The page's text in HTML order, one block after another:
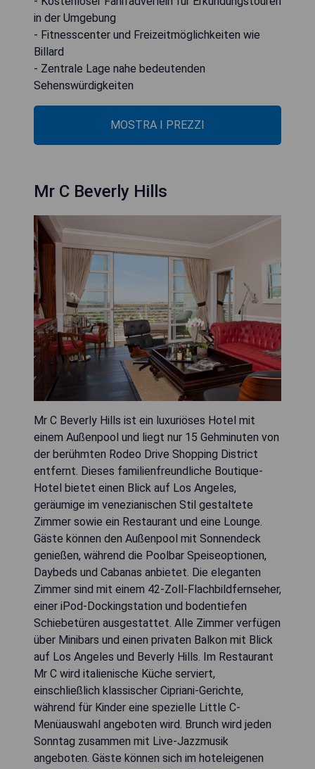
in der Umgebung
- Fitnesscenter und Freizeitmöglichkeiten wie
Billard
- Zentrale Lage nahe bedeutenden
Sehenswürdigkeiten
MOSTRA I PREZZI
Mr C Beverly Hills
Mr C Beverly Hills ist ein luxuriöses Hotel mit
einem Außenpool und liegt nur 15 Gehminuten von
der berühmten Rodeo Drive Shopping District
entfernt. Dieses familienfreundliche Boutique-
Hotel bietet einen Blick auf Los Angeles,
geräumige im venezianischen Stil gestaltete
Zimmer sowie ein Restaurant und eine Lounge.
Gäste können den Außenpool mit Sonnendeck
genießen, während die Poolbar Speiseoptionen,
Daybeds und Cabanas anbietet. Die eleganten
Zimmer sind mit einem 42-Zoll-Flachbildfernseher,
einer iPod-Dockingstation und bodentiefen
Schiebetüren ausgestattet. Alle Zimmer verfügen
über Minibars und einen privaten Balkon mit Blick
auf Los Angeles und Beverly Hills. Im Restaurant
Mr C wird italienische Küche serviert,
einschließlich klassischer Cipriani-Gerichte,
während für Kinder eine spezielle Little C-
Menüauswahl angeboten wird. Brunch wird jeden
Sonntag zusammen mit Live-Jazzmusik
angeboten. Gäste können sich im hoteleigenen